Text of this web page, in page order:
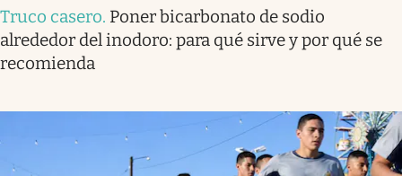
Truco casero. Poner bicarbonato de sodio
alrededor del inodoro: para qué sirve y por qué se
recomienda